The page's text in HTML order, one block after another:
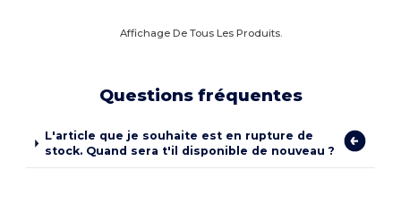
Affichage De Tous Les Produits.
Questions fréquentes
L'article que je souhaite est en rupture de
stock. Quand sera t'il disponible de nouveau ?